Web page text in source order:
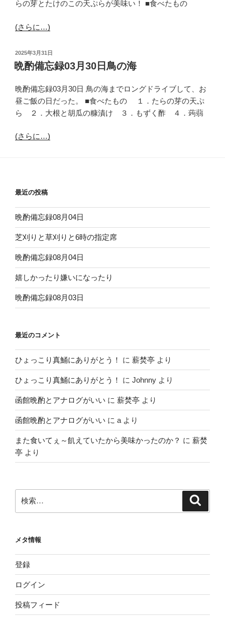
らの芽とたけのこの天ぷらが美味い！ ■食べたもの
(さらに…)
投
稿
日:
2025年3月31日
晩酌備忘録03月30日鳥の海
晩酌備忘録03月30日 鳥の海までロングドライブして、お
昼ご飯の日だった。 ■食べたもの １．たらの芽の天ぷ
ら ２．大根と胡瓜の糠漬け ３．もずく酢 ４．蒟蒻
(さらに…)
最近の投稿
晩酌備忘録08月04日
芝刈りと草刈りと6時の指定席
晩酌備忘録08月04日
嬉しかったり嫌いになったり
晩酌備忘録08月03日
最近のコメント
ひょっこり真鯒にありがとう！ に 薪焚亭 より
ひょっこり真鯒にありがとう！ に Johnny より
函館晩酌とアナログがいい に 薪焚亭 より
函館晩酌とアナログがいい に a より
また食いてぇ～飢えていたから美味かったのか？ に 薪焚
亭 より
索:
メタ情報
登録
ログイン
投稿フィード